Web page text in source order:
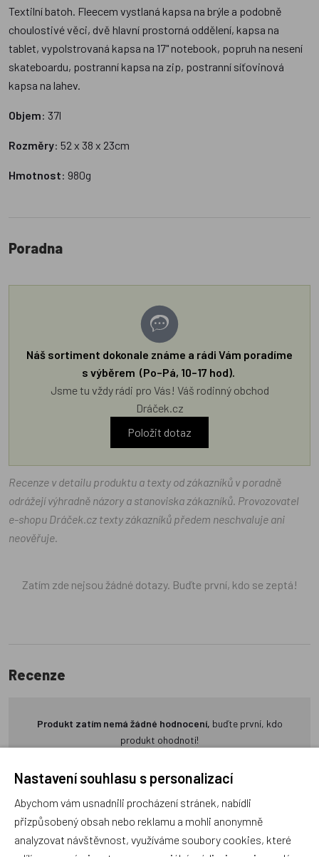
Textilní batoh. Fleecem vystlaná kapsa na brýle a podobně
choulostivé věci, dvě hlavní prostorná oddělení, kapsa na
tablet, vypolstrovaná kapsa na 17" notebook, popruh na nesení
skateboardu, postranní kapsa na zip, postranní síťovinová
kapsa na lahev.
Objem: 37l
Rozměry: 52 x 38 x 23cm
Hmotnost: 980g
Poradna
Náš sortiment dokonale známe a rádi Vám poradíme
s výběrem (Po–Pá, 10–17 hod).
Jsme tu vždy rádi pro Vás! Váš rodinný obchod
Dráček.cz
Položit dotaz
Recenze v detailu produktu a texty od zákazníků v poradně
odrážejí výhradně názory a stanoviska zákazníků. Provozovatel
e-shopu Dráček.cz texty zákazníků předem neschvaluje ani
neověřuje.
Zatím zde nejsou žádné dotazy. Buďte první, kdo se zeptá!
Recenze
Produkt zatím nemá žádné hodnocení, buďte první, kdo
produkt ohodnotí!
Přidat hodnocení
Nastavení souhlasu s personalizací
Abychom vám usnadnili procházení stránek, nabídli
přizpůsobený obsah nebo reklamu a mohli anonymně
analyzovat návštěvnost, využíváme soubory cookies, které